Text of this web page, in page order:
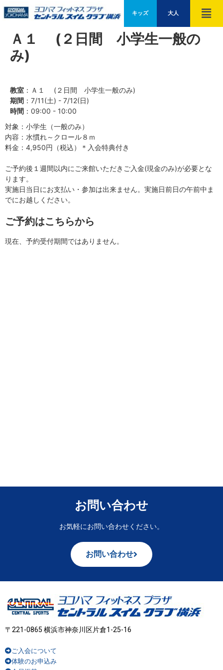
キッズ 大人
Ａ１ (２日間 小学生一般の
み)
教室 ：Ａ１ (２日間 小学生一般のみ)
期間 ：7/11(土) - 7/12(日)
時間 ：09:00 - 10:00
対象：小学生（一般のみ）
内容：水慣れ～クロール８ｍ
料金：4,950円（税込）＊入会特典付き
ご予約後１週間以内にご来館いただきご入金(現金のみ)が必要とな
ります。
実施日当日にお支払い・参加は出来ません。実施日前日の午前中ま
でにお越しください。
ご予約はこちらから
現在、予約受付期間ではありません。
お問い合わせ
お気軽にお問い合わせください。
お問い合わせ
〒221-0865 横浜市神奈川区片倉1-25-16
ご入会について
体験のお申込み